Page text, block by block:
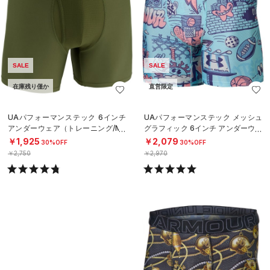
SALE
在庫残り僅か
UAパフォーマンステック 6インチ
アンダーウェア（トレーニング/ME
N）
￥1,925 30%OFF
￥2,750
SALE
直営限定
UAパフォーマンステック メッシュ
グラフィック 6インチ アンダーウェ
ア（トレーニング/MEN）
￥2,079 30%OFF
￥2,970